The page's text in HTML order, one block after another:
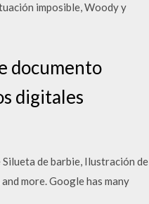
imposible, Woody y
documento
digitales
de barbie, Ilustración de
more. Google has many